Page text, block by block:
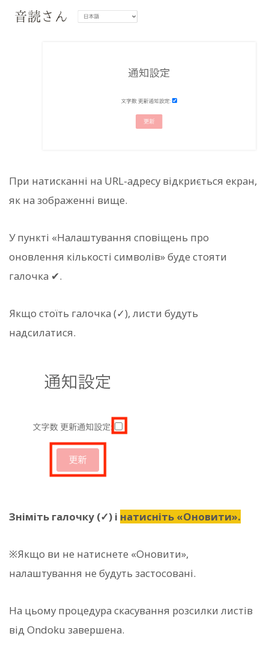
При натисканні на URL-адресу відкриється екран,
як на зображенні вище.
У пункті «Налаштування сповіщень про
оновлення кількості символів» буде стояти
галочка ✔.
Якщо стоїть галочка (✓), листи будуть
надсилатися.
Зніміть галочку (✓) і натисніть «Оновити».
※Якщо ви не натиснете «Оновити»,
налаштування не будуть застосовані.
На цьому процедура скасування розсилки листів
від Ondoku завершена.